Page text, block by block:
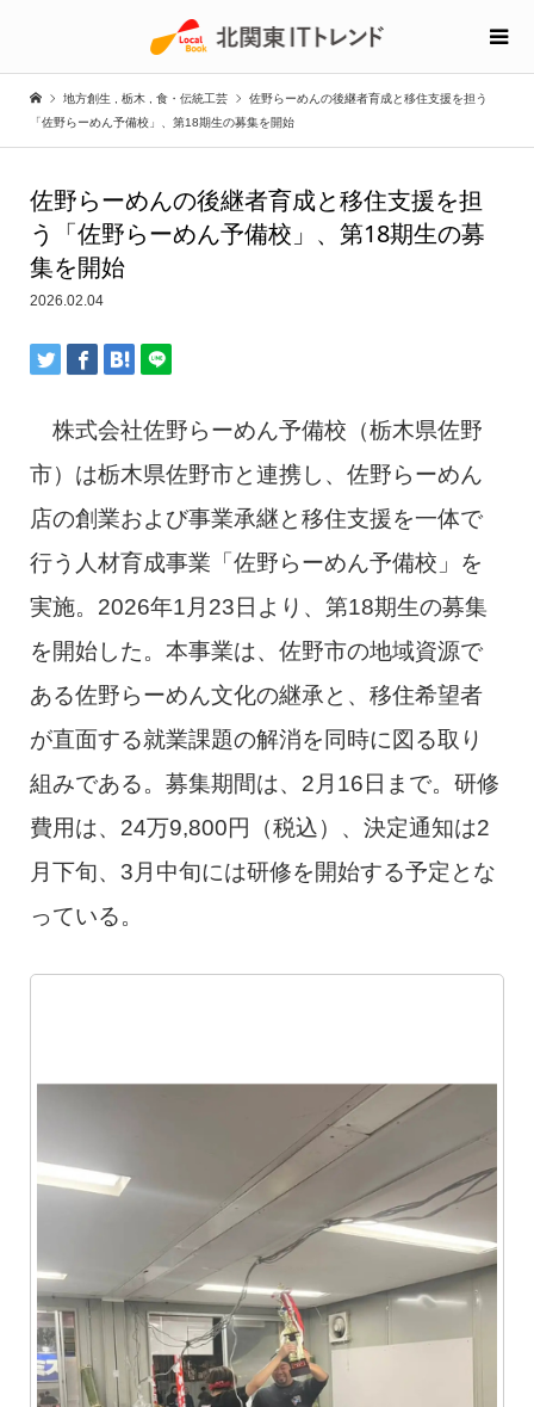
地方創生 栃木 食・伝統工芸
佐野らーめんの後継者育成と移住支援を担う
「佐野らーめん予備校」、第18期生の募集を開始
佐野らーめんの後継者育成と移住支援を担
う「佐野らーめん予備校」、第18期生の募
集を開始
2026.02.04
株式会社佐野らーめん予備校（栃木県佐野
市）は栃木県佐野市と連携し、佐野らーめん
店の創業および事業承継と移住支援を一体で
行う人材育成事業「佐野らーめん予備校」を
実施。2026年1月23日より、第18期生の募集
を開始した。本事業は、佐野市の地域資源で
ある佐野らーめん文化の継承と、移住希望者
が直面する就業課題の解消を同時に図る取り
組みである。募集期間は、2月16日まで。研修
費用は、24万9,800円（税込）、決定通知は2
月下旬、3月中旬には研修を開始する予定とな
っている。